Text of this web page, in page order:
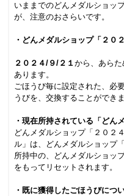
いままでのどんメダルショッ
が、注意のおさらいです。
・どんメダルショップ「２０
２０２４/９/２１から、あら
あります。
ごほうび毎に設定された、必
うびを、交換することができま
・現在所持されている「どん
どんメダルショップ「２０２
ル」は、どんメダルショップ
所持中の、どんメダルショッ
をもってリセットされます。
・既に獲得したごほうびにつ